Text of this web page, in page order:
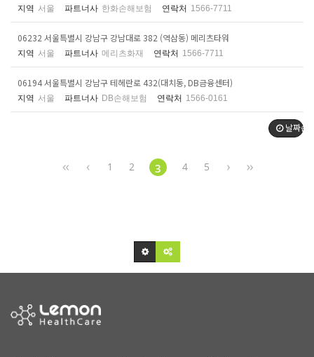
지역 서울 파트너사 한화손해보험 연락처 1566-7711
06232 서울특별시 강남구 강남대로 382 (역삼동) 메리츠타워
지역 서울 파트너사 메리츠화재 연락처 1566-7711
06194 서울특별시 강남구 테헤란로 432(대치동, DB금융센터)
지역 서울 파트너사 DB손해보험 연락처 1566-0161
날짜순
1 2 3 4 5